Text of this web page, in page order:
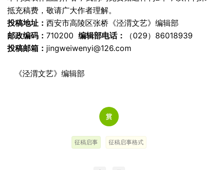
抵充稿费，敬请广大作者理解。
投稿地址： 西安市高陵区张桥《泾渭文艺》编辑部
邮政编码： 710200 编辑部电话：
（029）86018939
投稿邮箱： jingweiwenyi@126.com
《泾渭文艺》编辑部
征稿启事 征稿启事格式